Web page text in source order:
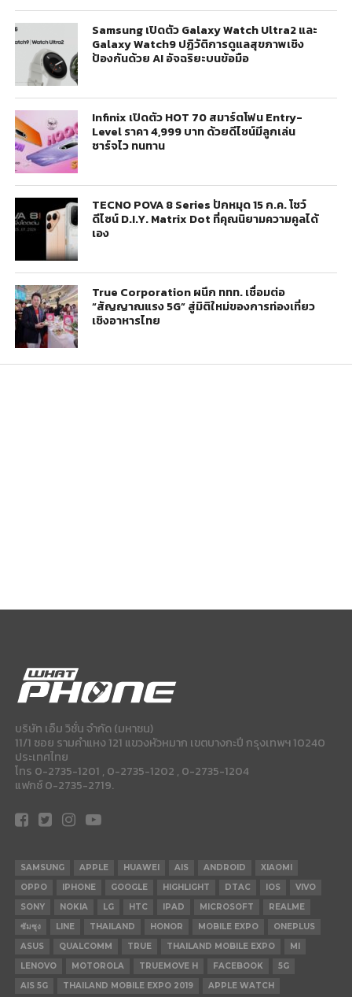
Samsung เปิดตัว Galaxy Watch Ultra2 และ
Galaxy Watch9 ปฏิวัติการดูแลสุขภาพเชิง
ป้องกันด้วย AI อัจฉริยะบนข้อมือ
Infinix เปิดตัว HOT 70 สมาร์ตโฟน Entry-
Level ราคา 4,999 บาท ด้วยดีไซน์มีลูกเล่น
ชาร์จไว ทนทาน
TECNO POVA 8 Series ปักหมุด 15 ก.ค. โชว์
ดีไซน์ D.I.Y. Matrix Dot ที่คุณนิยามความคูลได้
เอง
True Corporation ผนึก ททท. เชื่อมต่อ
“สัญญาณแรง 5G” สู่มิติใหม่ของการท่องเที่ยว
เชิงอาหารไทย
บริษัท เอ็ม วิชั่น จำกัด (มหาชน)
11/1 ซอย รามคำแหง 121 แขวงหัวหมาก เขตบางกะปี กรุงเทพฯ 10240
ประเทศไทย
โทร 0-2735-1201 , 0-2735-1202 , 0-2735-1204
แฟกซ์ 0-2735-2719.
SAMSUNG APPLE HUAWEI AIS ANDROID
XIAOMI
OPPO
IPHONE GOOGLE HIGHLIGHT DTAC IOS
VIVO
SONY
NOKIA LG HTC IPAD MICROSOFT
REALME
ซัมซุง
LINE THAILAND HONOR MOBILE EXPO
ONEPLUS
ASUS
QUALCOMM TRUE THAILAND MOBILE EXPO
MI
LENOVO
MOTOROLA TRUEMOVE H FACEBOOK
5G
AIS 5G
THAILAND MOBILE EXPO 2019 APPLE WATCH